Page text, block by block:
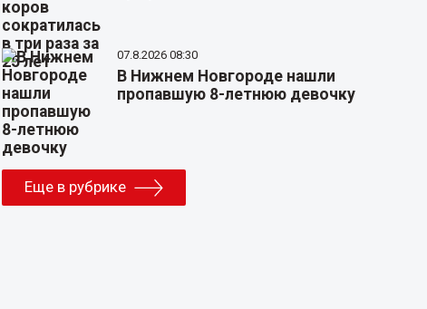
07.8.2026 08:30
В Нижнем Новгороде нашли
пропавшую 8-летнюю девочку
Еще в рубрике